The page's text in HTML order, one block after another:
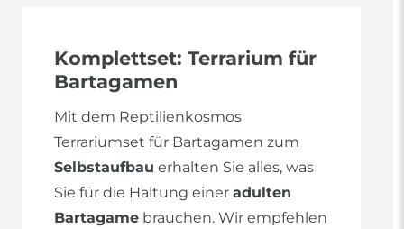
Komplettset: Terrarium für
Bartagamen
Mit dem Reptilienkosmos
Terrariumset für Bartagamen zum
Selbstaufbau erhalten Sie alles, was
Sie für die Haltung einer adulten
Bartagame brauchen. Wir empfehlen